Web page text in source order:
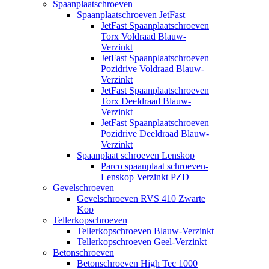
Spaanplaatschroeven
Spaanplaatschroeven JetFast
JetFast Spaanplaatschroeven
Torx Voldraad Blauw-
Verzinkt
JetFast Spaanplaatschroeven
Pozidrive Voldraad Blauw-
Verzinkt
JetFast Spaanplaatschroeven
Torx Deeldraad Blauw-
Verzinkt
JetFast Spaanplaatschroeven
Pozidrive Deeldraad Blauw-
Verzinkt
Spaanplaat schroeven Lenskop
Parco spaanplaat schroeven-
Lenskop Verzinkt PZD
Gevelschroeven
Gevelschroeven RVS 410 Zwarte
Kop
Tellerkopschroeven
Tellerkopschroeven Blauw-Verzinkt
Tellerkopschroeven Geel-Verzinkt
Betonschroeven
Betonschroeven High Tec 1000